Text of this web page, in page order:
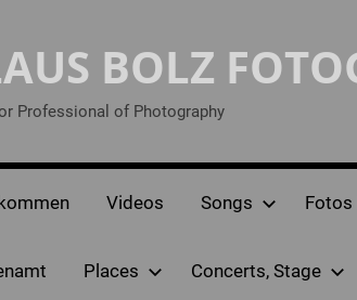
BOLZ
Professional of Photography
Videos Songs
Places Concerts, Stage